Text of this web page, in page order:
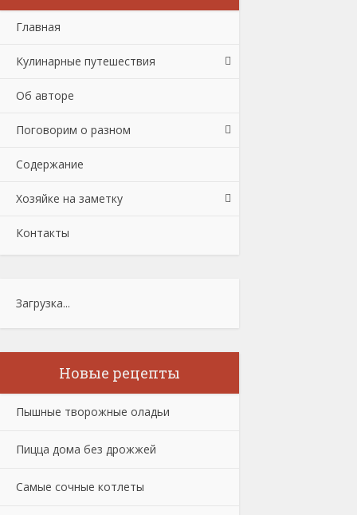
Главная
Кулинарные путешествия
Об авторе
Поговорим о разном
Содержание
Хозяйке на заметку
Контакты
Загрузка...
Новые рецепты
Пышные творожные оладьи
Пицца дома без дрожжей
Самые сочные котлеты